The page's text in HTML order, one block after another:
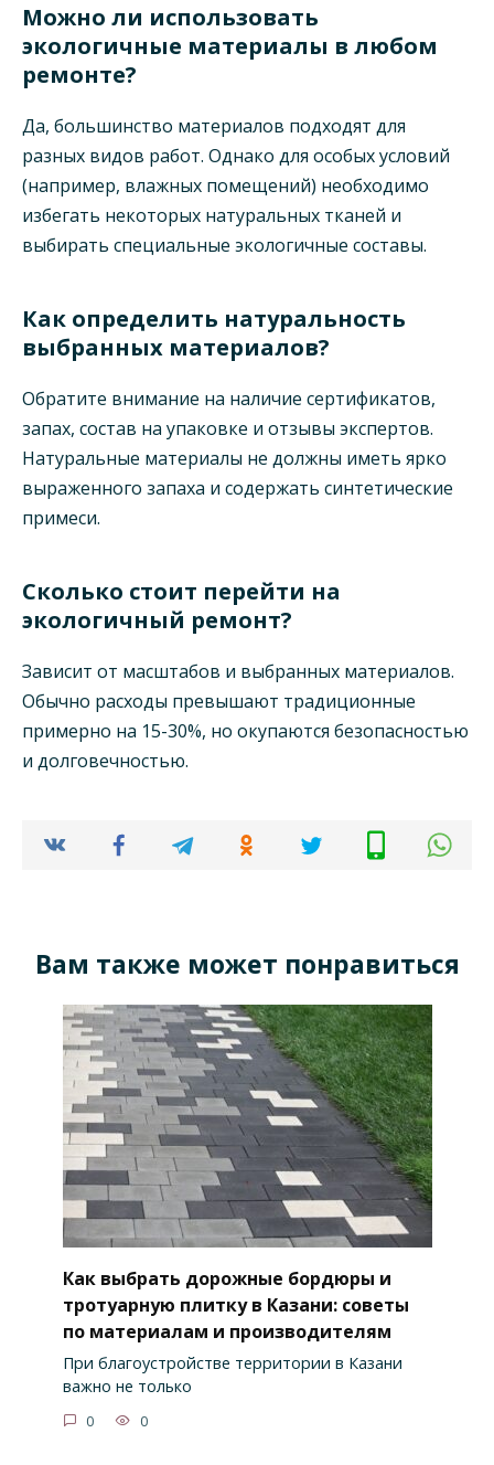
Можно ли использовать
экологичные материалы в любом
ремонте?
Да, большинство материалов подходят для
разных видов работ. Однако для особых условий
(например, влажных помещений) необходимо
избегать некоторых натуральных тканей и
выбирать специальные экологичные составы.
Как определить натуральность
выбранных материалов?
Обратите внимание на наличие сертификатов,
запах, состав на упаковке и отзывы экспертов.
Натуральные материалы не должны иметь ярко
выраженного запаха и содержать синтетические
примеси.
Сколько стоит перейти на
экологичный ремонт?
Зависит от масштабов и выбранных материалов.
Обычно расходы превышают традиционные
примерно на 15-30%, но окупаются безопасностью
и долговечностью.
Вам также может понравиться
Как выбрать дорожные бордюры и
тротуарную плитку в Казани: советы
по материалам и производителям
При благоустройстве территории в Казани
важно не только
0 0